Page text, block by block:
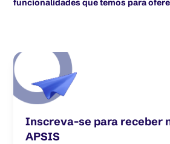
Inscreva-se para receber
APSIS